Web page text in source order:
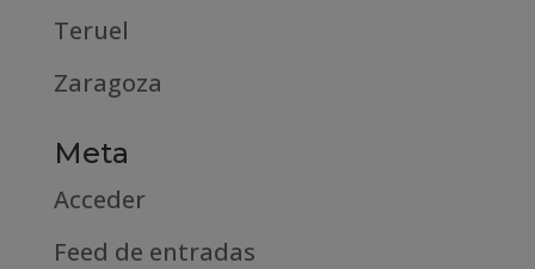
Teruel
Zaragoza
Meta
Acceder
Feed de entradas